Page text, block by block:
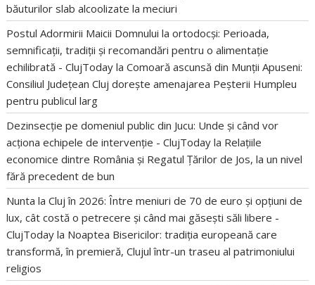
băuturilor slab alcoolizate la meciuri
Postul Adormirii Maicii Domnului la ortodocși: Perioada,
semnificații, tradiții și recomandări pentru o alimentație
echilibrată - ClujToday laComoară ascunsă din Munții Apuseni:
Consiliul Județean Cluj dorește amenajarea Peșterii Humpleu
pentru publicul larg
Dezinsecție pe domeniul public din Jucu: Unde și când vor
acționa echipele de intervenție - ClujToday la Relațiile
economice dintre România și Regatul Țărilor de Jos, la un nivel
fără precedent de bun
Nunta la Cluj în 2026: Între meniuri de 70 de euro și opțiuni de
lux, cât costă o petrecere și când mai găsești săli libere -
ClujToday la Noaptea Bisericilor: tradiția europeană care
transformă, în premieră, Clujul într-un traseu al patrimoniului
religios